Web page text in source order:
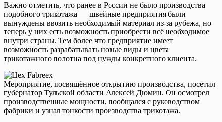
Важно отметить, что ранее в России не было производства
подобного трикотажа — швейные предприятия были
вынуждены ввозить необходимый материал из-за рубежа, но
теперь у них есть возможность приобрести всё необходимое
внутри страны. Тем более что предприятие имеет
возможность разрабатывать новые виды и цвета
трикотажного полотна под нужды конкретного клиента.
Мероприятие, посвящённое открытию производства, посетил
губернатор Тульской области Алексей Дюмин. Он осмотрел
производственные мощности, пообщался с руководством
фабрики и узнал тонкости производства трикотажа.